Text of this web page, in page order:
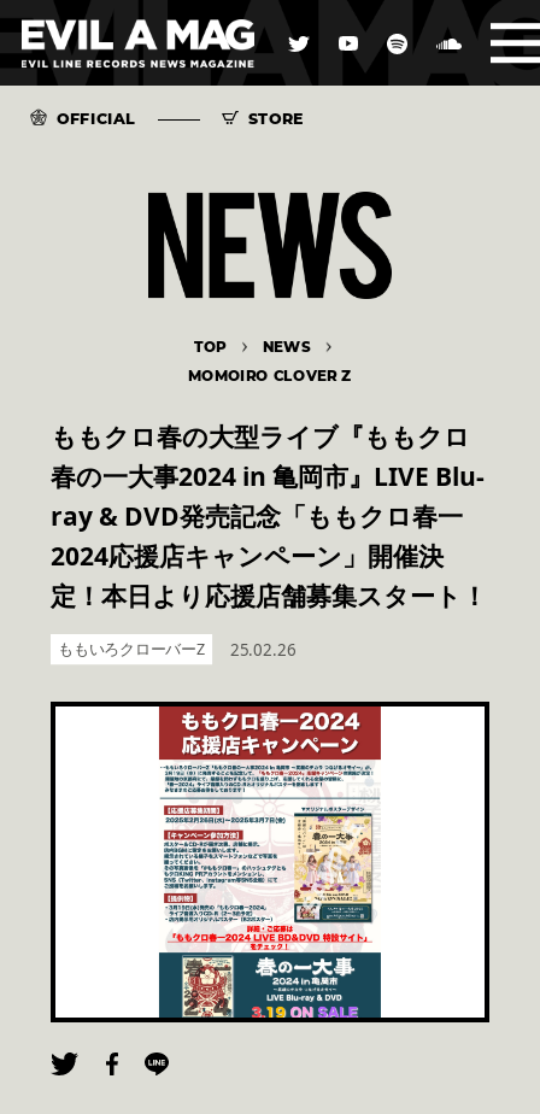
OFFICIAL STORE
TOP NEWS
MOMOIRO CLOVER Z
ももクロ春の大型ライブ『ももクロ
春の一大事2024 in 亀岡市』LIVE Blu-
ray & DVD発売記念「ももクロ春一
2024応援店キャンペーン」開催決
定！本日より応援店舗募集スタート！
ももいろクローバーZ 25.02.26